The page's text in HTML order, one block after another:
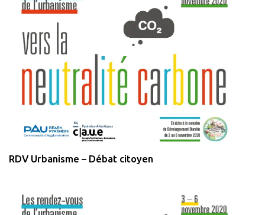
RDV Urbanisme – Débat citoyen